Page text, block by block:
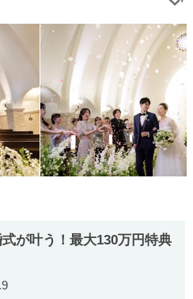
が叶う！最大130万円特典
コミ評価